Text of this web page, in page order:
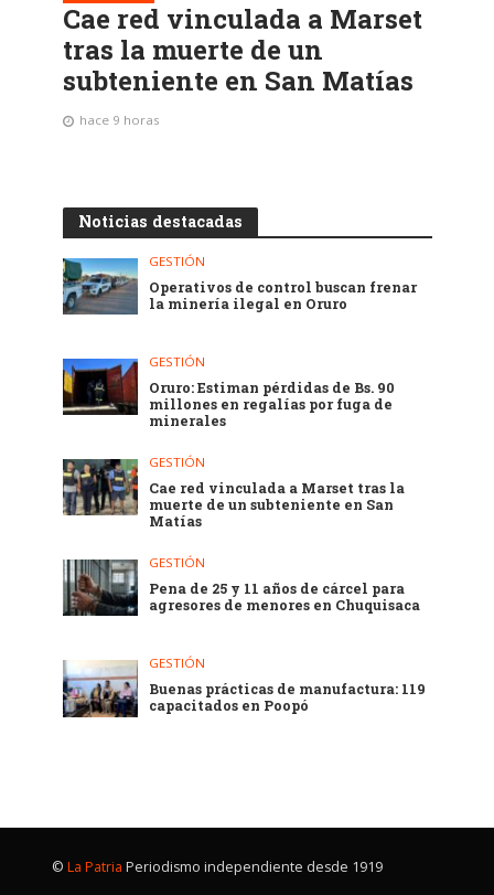
Cae red vinculada a Marset
tras la muerte de un
subteniente en San Matías
hace 9 horas
Noticias destacadas
GESTIÓN
Operativos de control buscan frenar
la minería ilegal en Oruro
GESTIÓN
Oruro: Estiman pérdidas de Bs. 90
millones en regalías por fuga de
minerales
GESTIÓN
Cae red vinculada a Marset tras la
muerte de un subteniente en San
Matías
GESTIÓN
Pena de 25 y 11 años de cárcel para
agresores de menores en Chuquisaca
GESTIÓN
Buenas prácticas de manufactura: 119
capacitados en Poopó
© La Patria Periodismo independiente desde 1919